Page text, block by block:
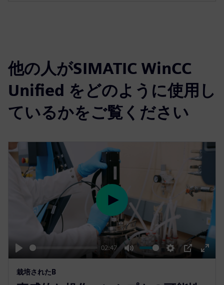
他の人がSIMATIC WinCC
Unified をどのように使用し
ているかをご覧ください
P
l
02:47
M
S
P
E
l
a
y
栽培されたB